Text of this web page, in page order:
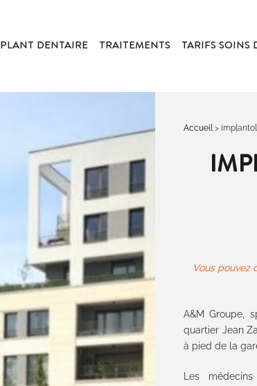
DENTAIRE TRAITEMENTS TARIFS SOINS
Accueil>
Vous pouvez
A&M Groupe,
quartier Jean
à pied de la
Les